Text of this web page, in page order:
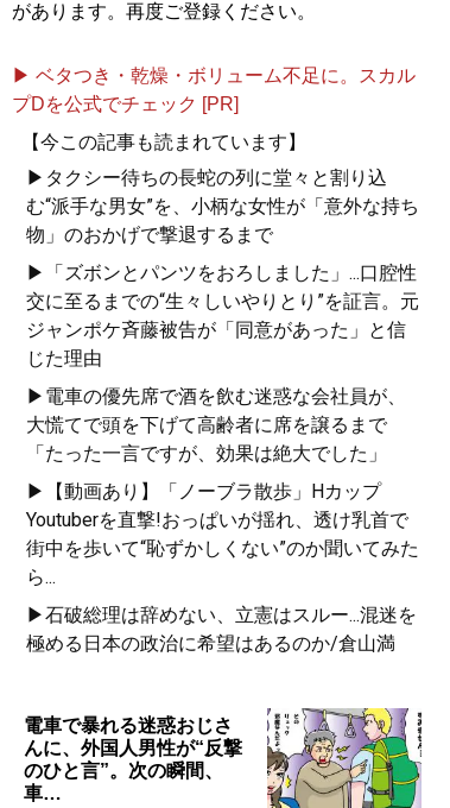
があります。再度ご登録ください。
▶ ベタつき・乾燥・ボリューム不足に。スカル
プDを公式でチェック [PR]
【今この記事も読まれています】
▶タクシー待ちの長蛇の列に堂々と割り込
む“派手な男女”を、小柄な女性が「意外な持ち
物」のおかげで撃退するまで
▶「ズボンとパンツをおろしました」...口腔性
交に至るまでの“生々しいやりとり”を証言。元
ジャンポケ斉藤被告が「同意があった」と信
じた理由
▶電車の優先席で酒を飲む迷惑な会社員が、
大慌てで頭を下げて高齢者に席を譲るまで
「たった一言ですが、効果は絶大でした」
▶【動画あり】「ノーブラ散歩」Hカップ
Youtuberを直撃!おっぱいが揺れ、透け乳首で
街中を歩いて“恥ずかしくない”のか聞いてみた
ら...
▶石破総理は辞めない、立憲はスルー...混迷を
極める日本の政治に希望はあるのか/倉山満
電車で暴れる迷惑おじさ
んに、外国人男性が“反撃
のひと言”。次の瞬間、
車…